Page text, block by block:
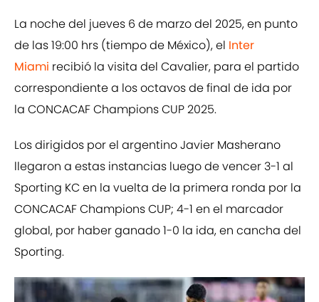
La noche del jueves 6 de marzo del 2025, en punto
de las 19:00 hrs (tiempo de México), el Inter
Miami recibió la visita del Cavalier, para el partido
correspondiente a los octavos de final de ida por
la CONCACAF Champions CUP 2025.
Los dirigidos por el argentino Javier Masherano
llegaron a estas instancias luego de vencer 3-1 al
Sporting KC en la vuelta de la primera ronda por la
CONCACAF Champions CUP; 4-1 en el marcador
global, por haber ganado 1-0 la ida, en cancha del
Sporting.